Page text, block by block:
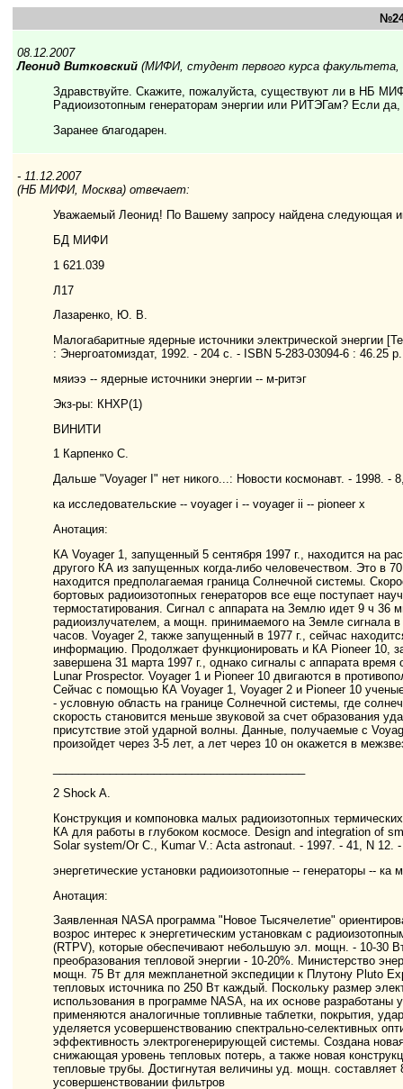
08.12.2007
Леонид Витковский (МИФИ, студент первого курса факультета,
Здравствуйте. Скажите, пожалуйста, существуют ли в НБ
Радиоизотопным генераторам энергии или РИТЭГам? Если
Заранее благодарен.
- 11.12.2007
(НБ МИФИ, Москва) отвечает:
Уважаемый Леонид! По Вашему запросу найдена следующая
БД МИФИ
1 621.039
Л17
Лазаренко, Ю. В.
Малогабаритные ядерные источники электрической
: Энергоатомиздат, 1992. - 204 с. - ISBN 5-283-03094-6 : 46.25 р.
мяиээ -- ядерные источники энергии -- м-ритэг
Экз-ры: КНХР(1)
ВИНИТИ
1 Карпенко С.
Дальше "Voyager I" нет никого...: Новости космонавт. - 1998. -
ка исследовательские -- voyager i -- voyager ii -- pioneer x
Анотация:
КА Voyager 1, запущенный 5 сентября 1997 г., находится на
другого КА из запущенных когда-либо человечеством. Это в
находится предполагаемая граница Солнечной системы.
бортовых радиоизотопных генераторов все еще поступает
термостатирования. Сигнал с аппарата на Землю идет 9 ч 36
радиоизлучателем, а мощн. принимаемого на Земле сигнала
часов. Voyager 2, также запущенный в 1977 г., сейчас
информацию. Продолжает функционировать и КА Pioneer 10,
завершена 31 марта 1997 г., однако сигналы с аппарата
Lunar Prospector. Voyager 1 и Pioneer 10 двигаются в
Сейчас с помощью КА Voyager 1, Voyager 2 и Pioneer 10
- условную область на границе Солнечной системы, где
скорость становится меньше звуковой за счет образования
присутствие этой ударной волны. Данные, получаемые с
произойдет через 3-5 лет, а лет через 10 он окажется в
2 Shock A.
Конструкция и компоновка малых радиоизотопных
КА для работы в глубоком космосе. Design and integration of
Solar system/Or C., Kumar V.: Acta astronaut. - 1997. - 41, N 12.
энергетические установки радиоизотопные -- генераторы -- ка
Анотация:
Заявленная NASA программа "Новое Тысячелетие"
возрос интерес к энергетическим установкам с
(RTPV), которые обеспечивают небольшую эл. мощн. - 10-30
преобразования тепловой энергии - 10-20%. Министерство
мощн. 75 Вт для межпланетной экспедиции к Плутону Pluto
тепловых источника по 250 Вт каждый. Поскольку размер
использования в программе NASA, на их основе
применяются аналогичные топливные таблетки, покрытия,
уделяется усовершенствованию спектрально-селективных
эффективность электрогенерирующей системы. Создана
снижающая уровень тепловых потерь, а также новая
тепловые трубы. Достигнутая величины уд. мощн.
усовершенствовании фильтров